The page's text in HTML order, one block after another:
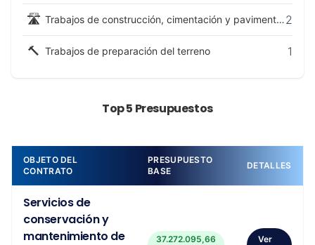
🛣️ Trabajos de construcción, cimentación y pavimentación de autopistas y carreteras2
🔨 Trabajos de preparación del terreno 1
Top 5 Presupuestos
OBJETO DEL
CONTRATO
PRESUPUESTO
BASE
DETALLES
Servicios de
conservación y
mantenimiento de
37.272.095,66
Ver